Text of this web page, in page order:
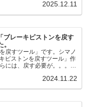
シンワ測定(Shinwa2025.12.11
ブレーキピストンを戻す
戻すツール」です。シマノ
ピストンを戻すツール」作
には、戻す必要が。。。で
キピストンを戻すツール」
いるピス...
2024.11.22